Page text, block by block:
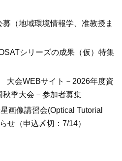
（地域環境情報学、准教授ま
シリーズの成果（仮）特集
大会WEBサイト－2026年度資
季大会－参加者募集
画像講習会(Optical Tutorial
せ（申込〆切：7/14）